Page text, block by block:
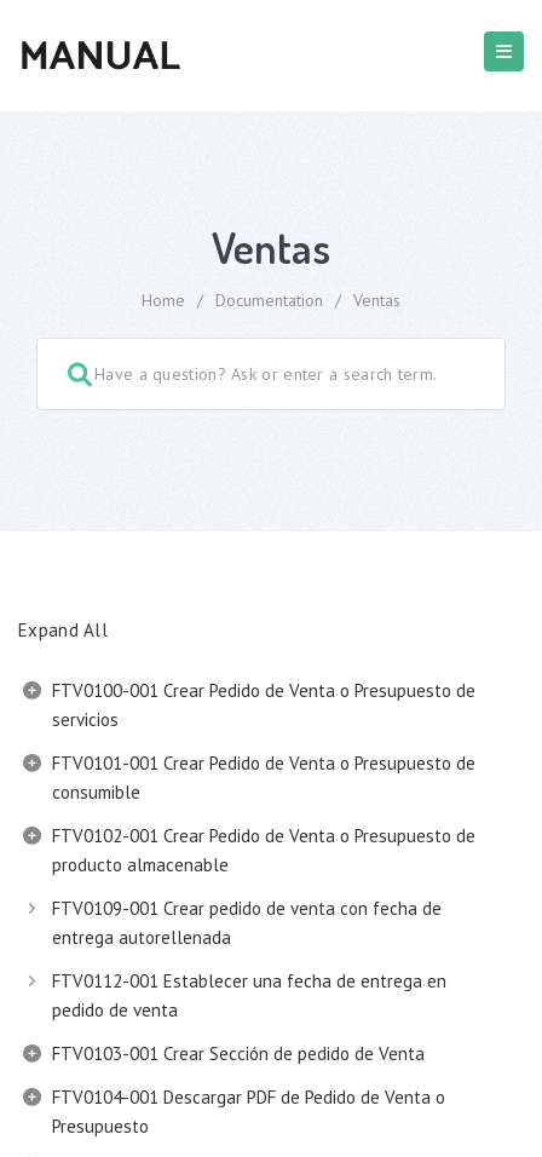
Ventas
Home / Documentation / Ventas
Expand All
FTV0100-001 Crear Pedido de Venta o Presupuesto de
servicios
FTV0101-001 Crear Pedido de Venta o Presupuesto de
consumible
FTV0102-001 Crear Pedido de Venta o Presupuesto de
producto almacenable
FTV0109-001 Crear pedido de venta con fecha de
entrega autorellenada
FTV0112-001 Establecer una fecha de entrega en
pedido de venta
FTV0103-001 Crear Sección de pedido de Venta
FTV0104-001 Descargar PDF de Pedido de Venta o
Presupuesto